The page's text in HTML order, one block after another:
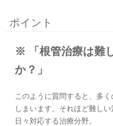
ポイント
※ 「根管治療は難
か？」
このように質問すると、多
しまいます。それほど難し
日々対応する治療分野。